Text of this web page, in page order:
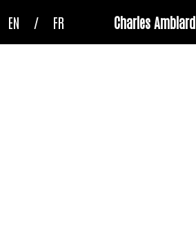
Charles Amblard
EN / FR